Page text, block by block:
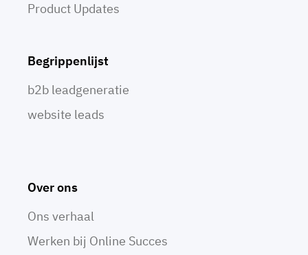
Product Updates
Begrippenlijst
b2b leadgeneratie
website leads
Over ons
Ons verhaal
Werken bij Online Succes